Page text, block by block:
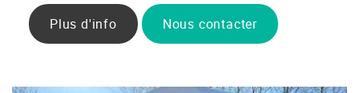
Plus d'info Nous contacter